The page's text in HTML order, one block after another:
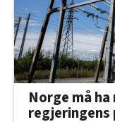
Norge må
regjeringens